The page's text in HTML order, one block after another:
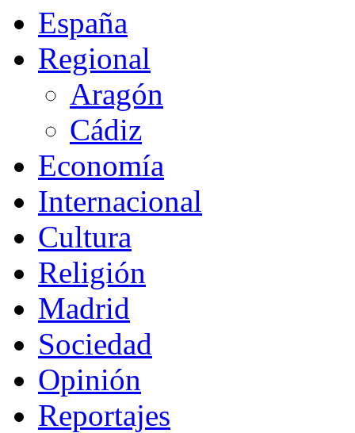
España
Regional
Aragón
Cádiz
Economía
Internacional
Cultura
Religión
Madrid
Sociedad
Opinión
Reportajes